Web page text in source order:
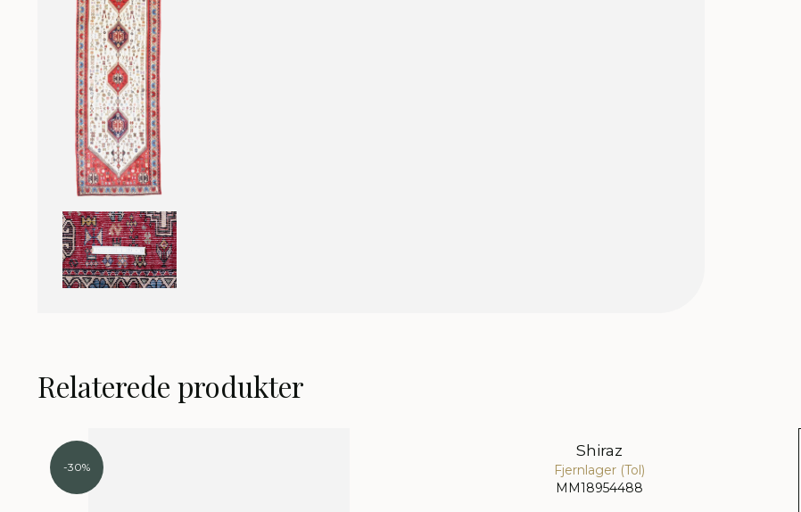
Relaterede produkter
-30%
Shiraz
Fjernlager (Tol)
MM18954488